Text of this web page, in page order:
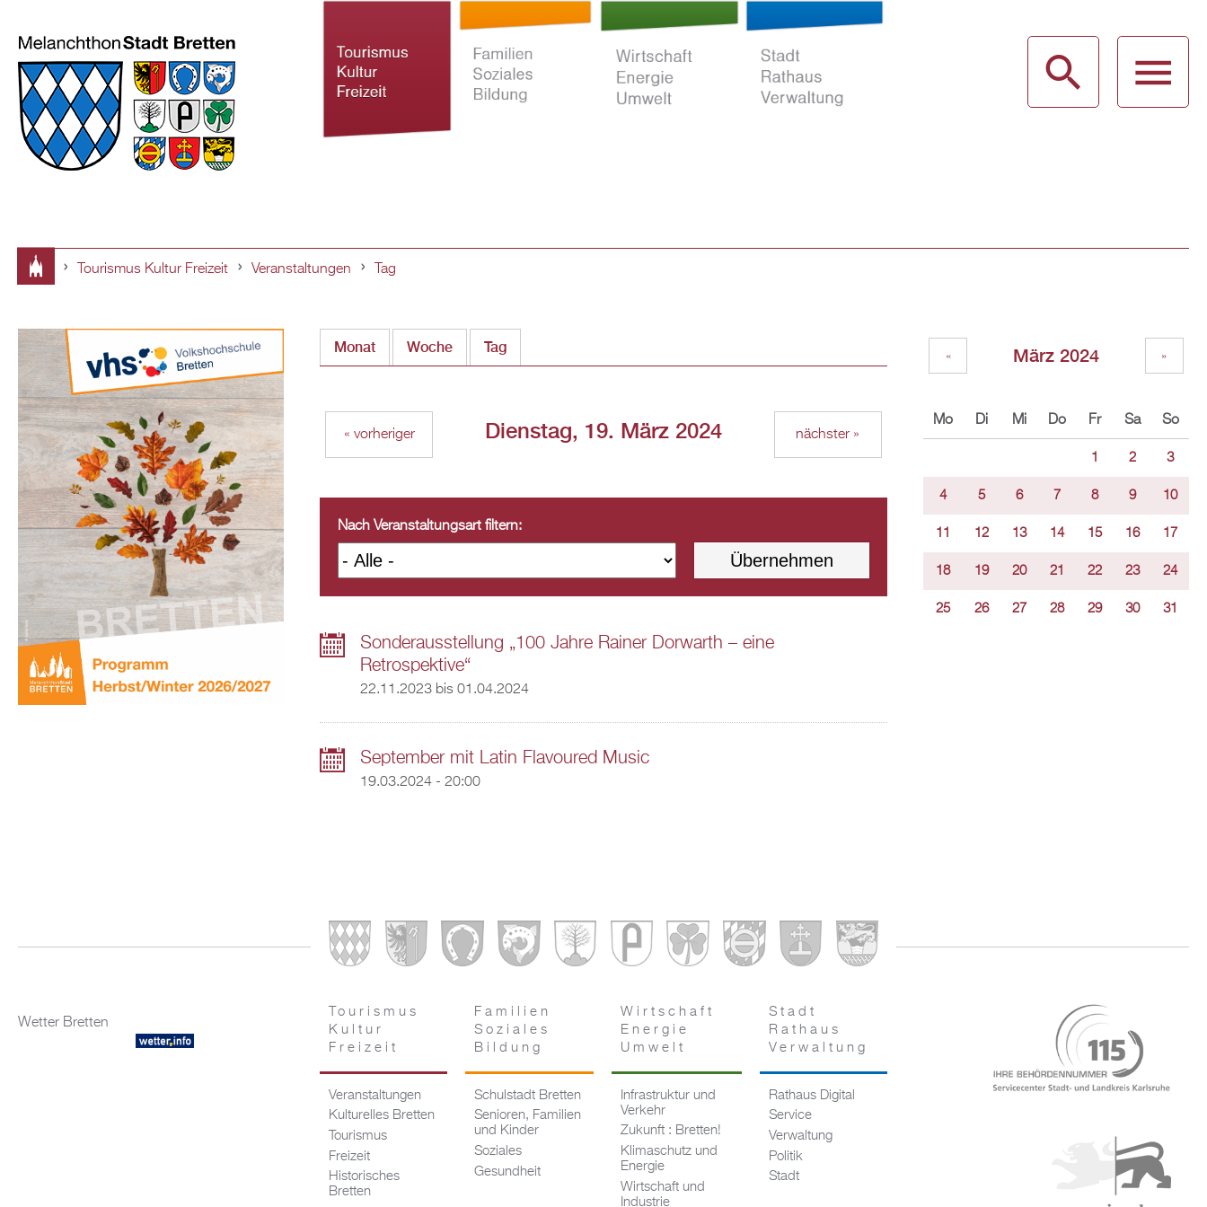
Inhalt
sind
hier
Tourismus Kultur Freizeit Veranstaltungen Tag
Monat Woche Tag
Dienstag, 19. März 2024
« vorheriger nächster »
Nach Veranstaltungsart filtern:
Sonderausstellung „100 Jahre Rainer Dorwarth – eine
Retrospektive“
22.11.2023bis 01.04.2024
September mit Latin Flavoured Music
19.03.2024 - 20:00
März 2024
« »
Mo Di Mi Do Fr Sa So
1 2 3
4 5 6 7 8 9 10
11 12 13 14 15 16 17
18 19 20 21 22 23 24
25 26 27 28 29 30 31
Wetter Bretten
Tourismus
Kultur
Freizeit
Veranstaltungen
Kulturelles Bretten
Tourismus
Freizeit
Historisches
Bretten
Familien
Soziales
Bildung
Schulstadt Bretten
Senioren, Familien
und Kinder
Soziales
Gesundheit
Wirtschaft
Energie
Umwelt
Infrastruktur und
Verkehr
Zukunft : Bretten!
Klimaschutz und
Energie
Wirtschaft und
Industrie
Stadt
Rathaus
Verwaltung
Rathaus Digital
Service
Verwaltung
Politik
Stadt